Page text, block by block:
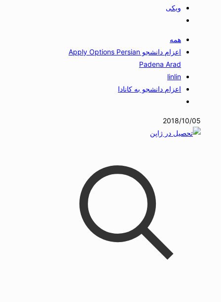
ویکی
همه
اعزام دانشجو Apply Options Persian
Padena Arad
linlin
اعزام دانشجو به کانادا
2018/10/05